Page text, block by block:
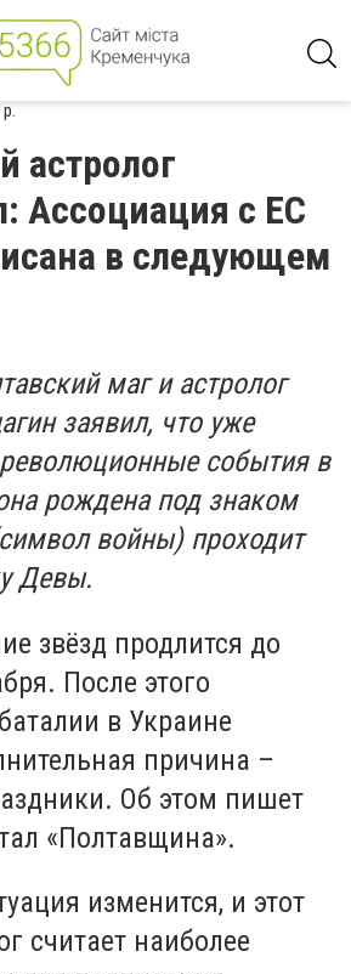
астролог
Ассоциация с ЕС
в следующем
маг и астролог
заявил, что уже
события в
рождена под знаком
войны) проходит
Девы.
звёзд продлится до
После этого
в Украине
причина –
Об этом пишет
«Полтавщина».
изменится, и этот
считает наиболее